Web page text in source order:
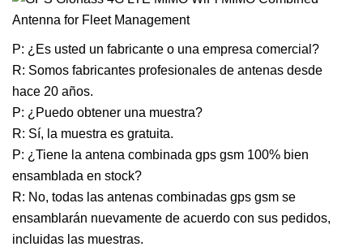
P: ¿Es usted un fabricante o una empresa comercial?
R: Somos fabricantes profesionales de antenas desde
hace 20 años.
P: ¿Puedo obtener una muestra?
R: Sí, la muestra es gratuita.
P: ¿Tiene la antena combinada gps gsm 100% bien
ensamblada en stock?
R: No, todas las antenas combinadas gps gsm se
ensamblarán nuevamente de acuerdo con sus pedidos,
incluidas las muestras.